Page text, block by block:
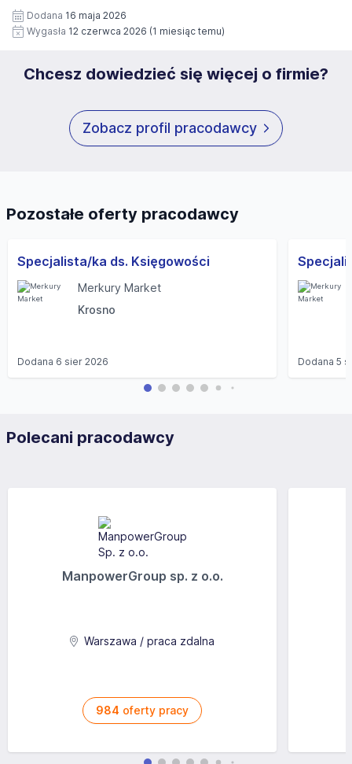
i może być w każdym czasie wycofana.
Dodana 16 maja 2026
Wygasła 12 czerwca 2026 (1 miesiąc temu)
Chcesz dowiedzieć się więcej o firmie?
Zobacz profil pracodawcy
Pozostałe oferty pracodawcy
Specjalista/ka ds. Księgowości
Merkury Market
Krosno
Dodana 6 sier 2026 Dodana5
Polecani pracodawcy
ManpowerGroup sp. z o.o.
Warszawa / praca zdalna
984 oferty pracy